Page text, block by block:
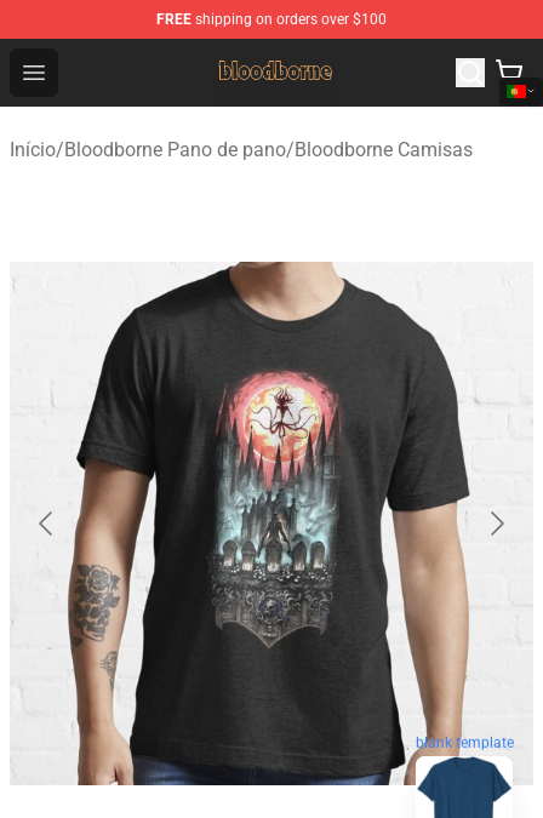
FREE shipping on orders over $100
Open menu
Bloodborne Shop - Official Bloodborne Merchandise
Início/Bloodborne Pano de pano/Bloodborne Camisas
blank template